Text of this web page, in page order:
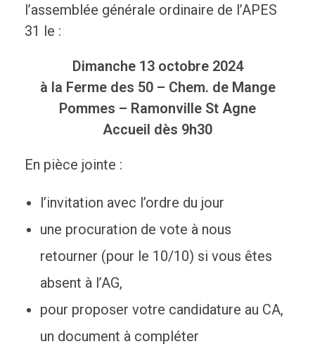
l’assemblée générale ordinaire de l’APES
31 le :
Dimanche 13 octobre 2024
à la Ferme des 50 – Chem. de Mange
Pommes – Ramonville St Agne
Accueil dès 9h30
En pièce jointe :
l’invitation avec l’ordre du jour
une procuration de vote à nous
retourner (pour le 10/10) si vous êtes
absent à l’AG,
pour proposer votre candidature au CA,
un document à compléter